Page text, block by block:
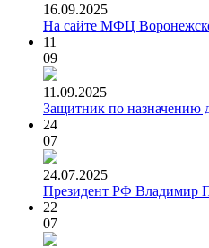
16.09.2025
На сайте МФЦ
11
09
11.09.2025
Защитник по назначению
24
07
24.07.2025
Президент РФ Владимир
22
07